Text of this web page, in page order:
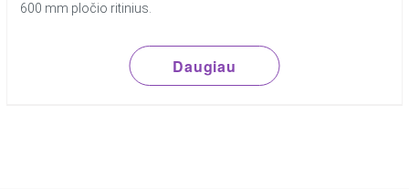
600 mm pločio ritinius.
Daugiau